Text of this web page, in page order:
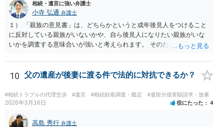
捺印する前に、相談者様も別の弁護士に相談して確認してもらうので
もいいと思います。 ⑵振込先が弁護士宛であることについて 代理人弁
護士の預り口座を振込先とするのはよくあることです。 問題ないと思
います。
相続・遺言に強い弁護士
小寺 弘通 弁護士
１） 「親族の意見書」は、どちらかというと成年後見人をつけること
に反対している親族がいないかや、自ら後見人になりたい親族がいな
いかを調査する意味合いが強いと考えられます。 そのため、ご相談の
す。 ２） 場合によっては、介護や被後見人の財産の処分等に関して、
後見人から相談があることも考えられます。 また、お祖母さんがお亡
くなりになった場合、相続人となる可能性がありますが、 その場合は
相続放棄されれば問題ありません。 ３） 完全に拒否する方法はないか
もしれませんが、 関わりを持ちたくないとのことでしたら、親族の意
見書にその旨を記載して提出しておけば良いかも知れません。 後見人
としても、関わりを拒否している親族にあえて連絡をしてくる可能性
10 父の遺産が後妻に渡る件で法的に対抗できるか？
#相続トラブルの代理交渉 #遺言 #相続財産調査・鑑定 #遺留分侵害額請求・放棄
2026年3月16日 役にたった 4
高島 秀行 弁護士